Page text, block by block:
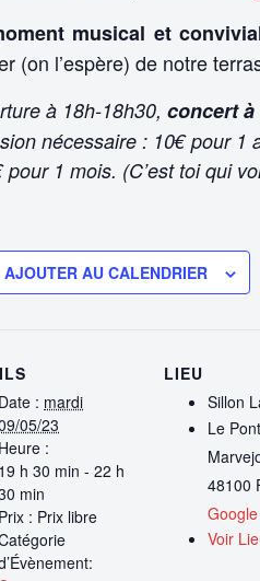
musical et
(on l’espère) de notre
à 18h-18h30, concert à
nécessaire : 10€ pour 1
pour 1 mois. (C’est toi qui
AJOUTER AU CALENDRIER
Date : mardi
05/23
Heure :
19 h 30 min - 22 h
min
Prix : Prix libre
LIEU
Sillon
Le
48100
Voir